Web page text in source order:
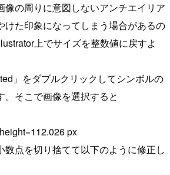
像の周りに意図しないアンチエイリア
けた印象になってしまう場合があるの
上でサイズを整数値に戻すよ
」をダブルクリックしてシンボルの
。そこで画像を選択すると
px
数点を切り捨てて以下のように修正し